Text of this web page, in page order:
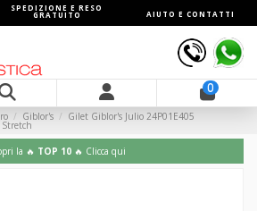
SPEDIZIONE E RESO
GRATUITO AIUTO E CONTATTI
0
Giblor's Gilet Giblor's Julio 24P01E405
Stretch
la 🔥 TOP 10 🔥 Clicca qui